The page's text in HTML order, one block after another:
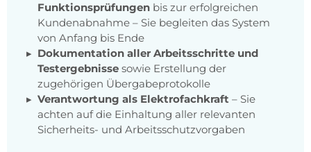
Funktionsprüfungen bis zur erfolgreichen
Kundenabnahme – Sie begleiten das System
von Anfang bis Ende
Dokumentation aller Arbeitsschritte und
Testergebnisse sowie Erstellung der
zugehörigen Übergabeprotokolle
Verantwortung als Elektrofachkraft – Sie
achten auf die Einhaltung aller relevanten
Sicherheits- und Arbeitsschutzvorgaben